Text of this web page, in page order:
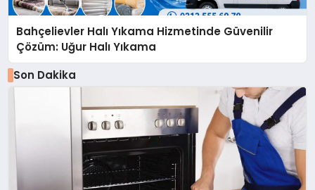
Bahçelievler Halı Yıkama Hizmetinde Güvenilir
Çözüm: Uğur Halı Yıkama
Son Dakika